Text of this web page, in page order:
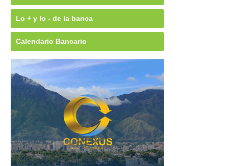
Lo + y lo - de la banca
Calendario Bancario